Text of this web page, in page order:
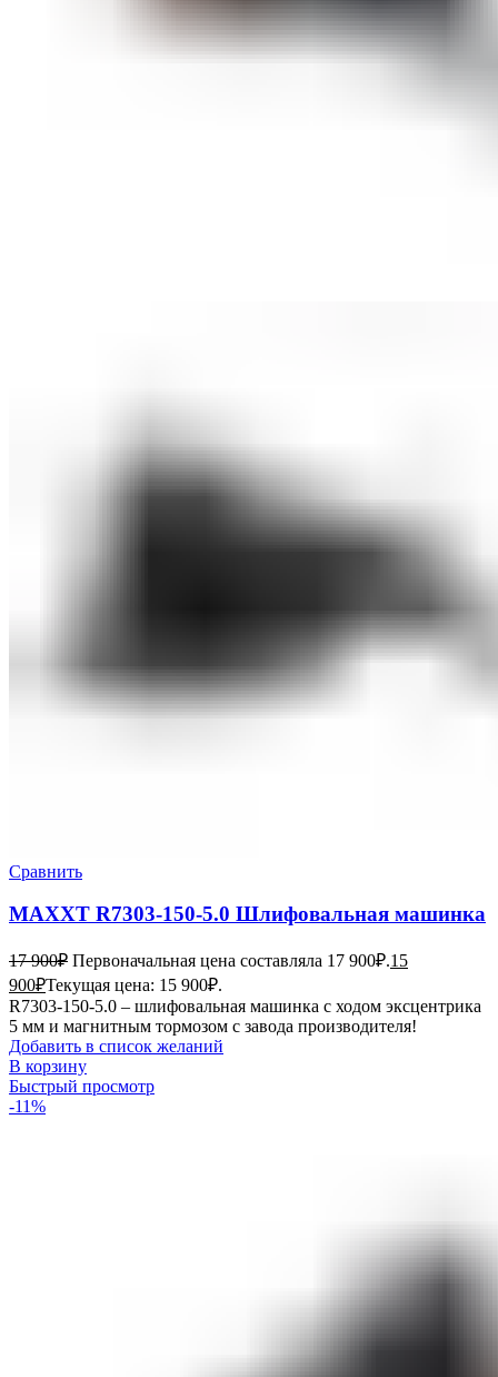
Сравнить
MAXXT R7303-150-5.0 Шлифовальная машинка
17 900₽ Первоначальная цена составляла 17 900₽.15
900₽Текущая цена: 15 900₽.
R7303-150-5.0 – шлифовальная машинка с ходом эксцентрика
5 мм и магнитным тормозом с завода производителя!
Добавить в список желаний
В корзину
Быстрый просмотр
-11%